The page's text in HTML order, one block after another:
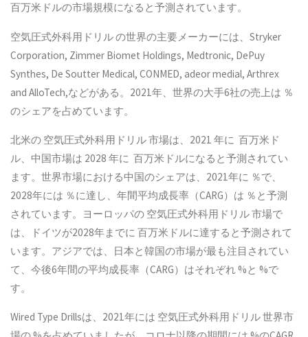
百万米ドルの市場規模になると予測されています。
空気圧式外科用ドリル の世界の主要メーカーには、Stryker
Corporation, Zimmer Biomet Holdings, Medtronic, DePuy
Synthes, De Soutter Medical, CONMED, adeor medial, Arthrex
and AlloTech,などがある。2021年、世界の大手6社の売上は ％
のシェアを占めています。
北米の 空気圧式外科用ドリル 市場は、2021 年に 百万米ド
ル、中国市場は 2028 年に 百万米ドルになると予測されてい
ます。世界市場における中国のシェアは、2021年に ％で、
2028年には ％に達し、年間平均成長率（CARG）は ％と予測
されています。ヨーロッパの 空気圧式外科用ドリル 市場で
は、ドイツが2028年までに 百万米ドルに達すると予測されて
います。アジアでは、日本と韓国の市場が最も注目されてい
て、今後6年間の平均成長率（CARG）はそれぞれ %と %で
す。
Wired Type Drillsは、2021年には 空気圧式外科用ドリル 世界市